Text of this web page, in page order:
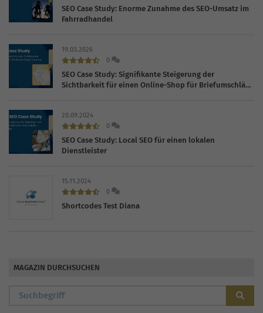
SEO Case Study: Enorme Zunahme des SEO-Umsatz im
Fahrradhandel
19.03.2026
0
SEO Case Study: Signifikante Steigerung der
Sichtbarkeit für einen Online-Shop für Briefumschläge
20.09.2024
0
SEO Case Study: Local SEO für einen lokalen
Dienstleister
15.11.2024
0
Shortcodes Test Diana
MAGAZIN DURCHSUCHEN